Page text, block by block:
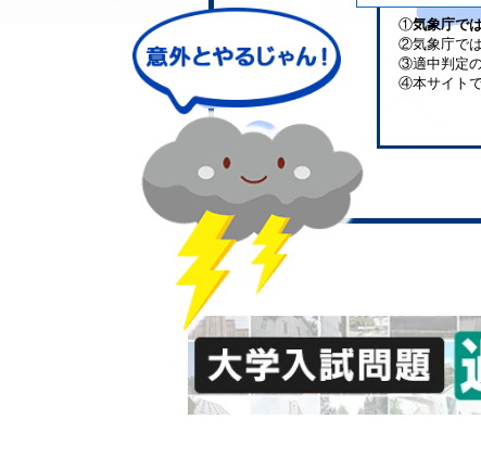
①気象庁で
②気象庁で
③適中判定
④本サイトで